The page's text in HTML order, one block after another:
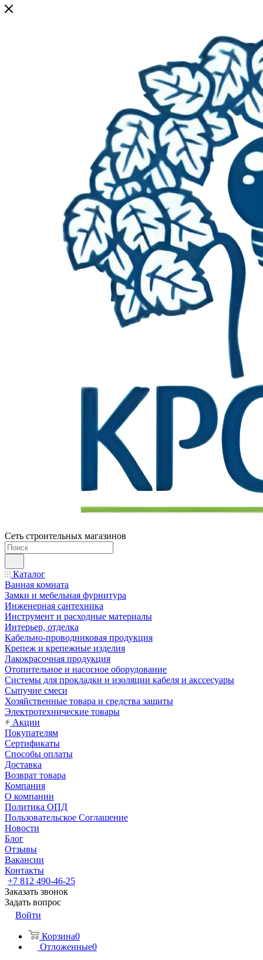
Сеть строительных магазинов
Каталог
Ванная комната
Замки и мебельная фурнитура
Инженерная сантехника
Инструмент и расходные материалы
Интерьер, отделка
Кабельно-проводниковая продукция
Крепеж и крепежные изделия
Лакокрасочная продукция
Отопительное и насосное оборудование
Системы для прокладки и изоляции кабеля и акссесуары
Сыпучие смеси
Хозяйственные товара и средства защиты
Электротехнические товары
Акции
Покупателям
Сертификаты
Способы оплаты
Доставка
Возврат товара
Компания
О компании
Политика ОПД
Пользовательское Соглашение
Новости
Блог
Отзывы
Вакансии
Контакты
+7 812 490-46-25
Заказать звонок
Задать вопрос
Войти
Корзина0
Отложенные0